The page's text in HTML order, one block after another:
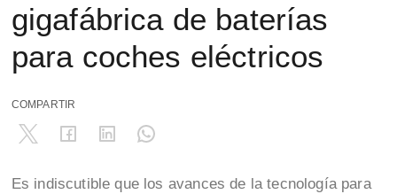
gigafábrica de baterías
para coches eléctricos
COMPARTIR
Es indiscutible que los avances de la tecnología para